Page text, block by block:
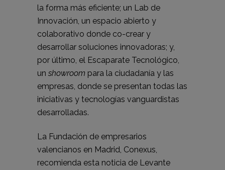
la forma más eficiente; un Lab de
Innovación, un espacio abierto y
colaborativo donde co-crear y
desarrollar soluciones innovadoras; y,
por último, el Escaparate Tecnológico,
un showroom para la ciudadanía y las
empresas, donde se presentan todas las
iniciativas y tecnologías vanguardistas
desarrolladas.
La Fundación de empresarios
valencianos en Madrid, Conexus,
recomienda esta noticia de Levante